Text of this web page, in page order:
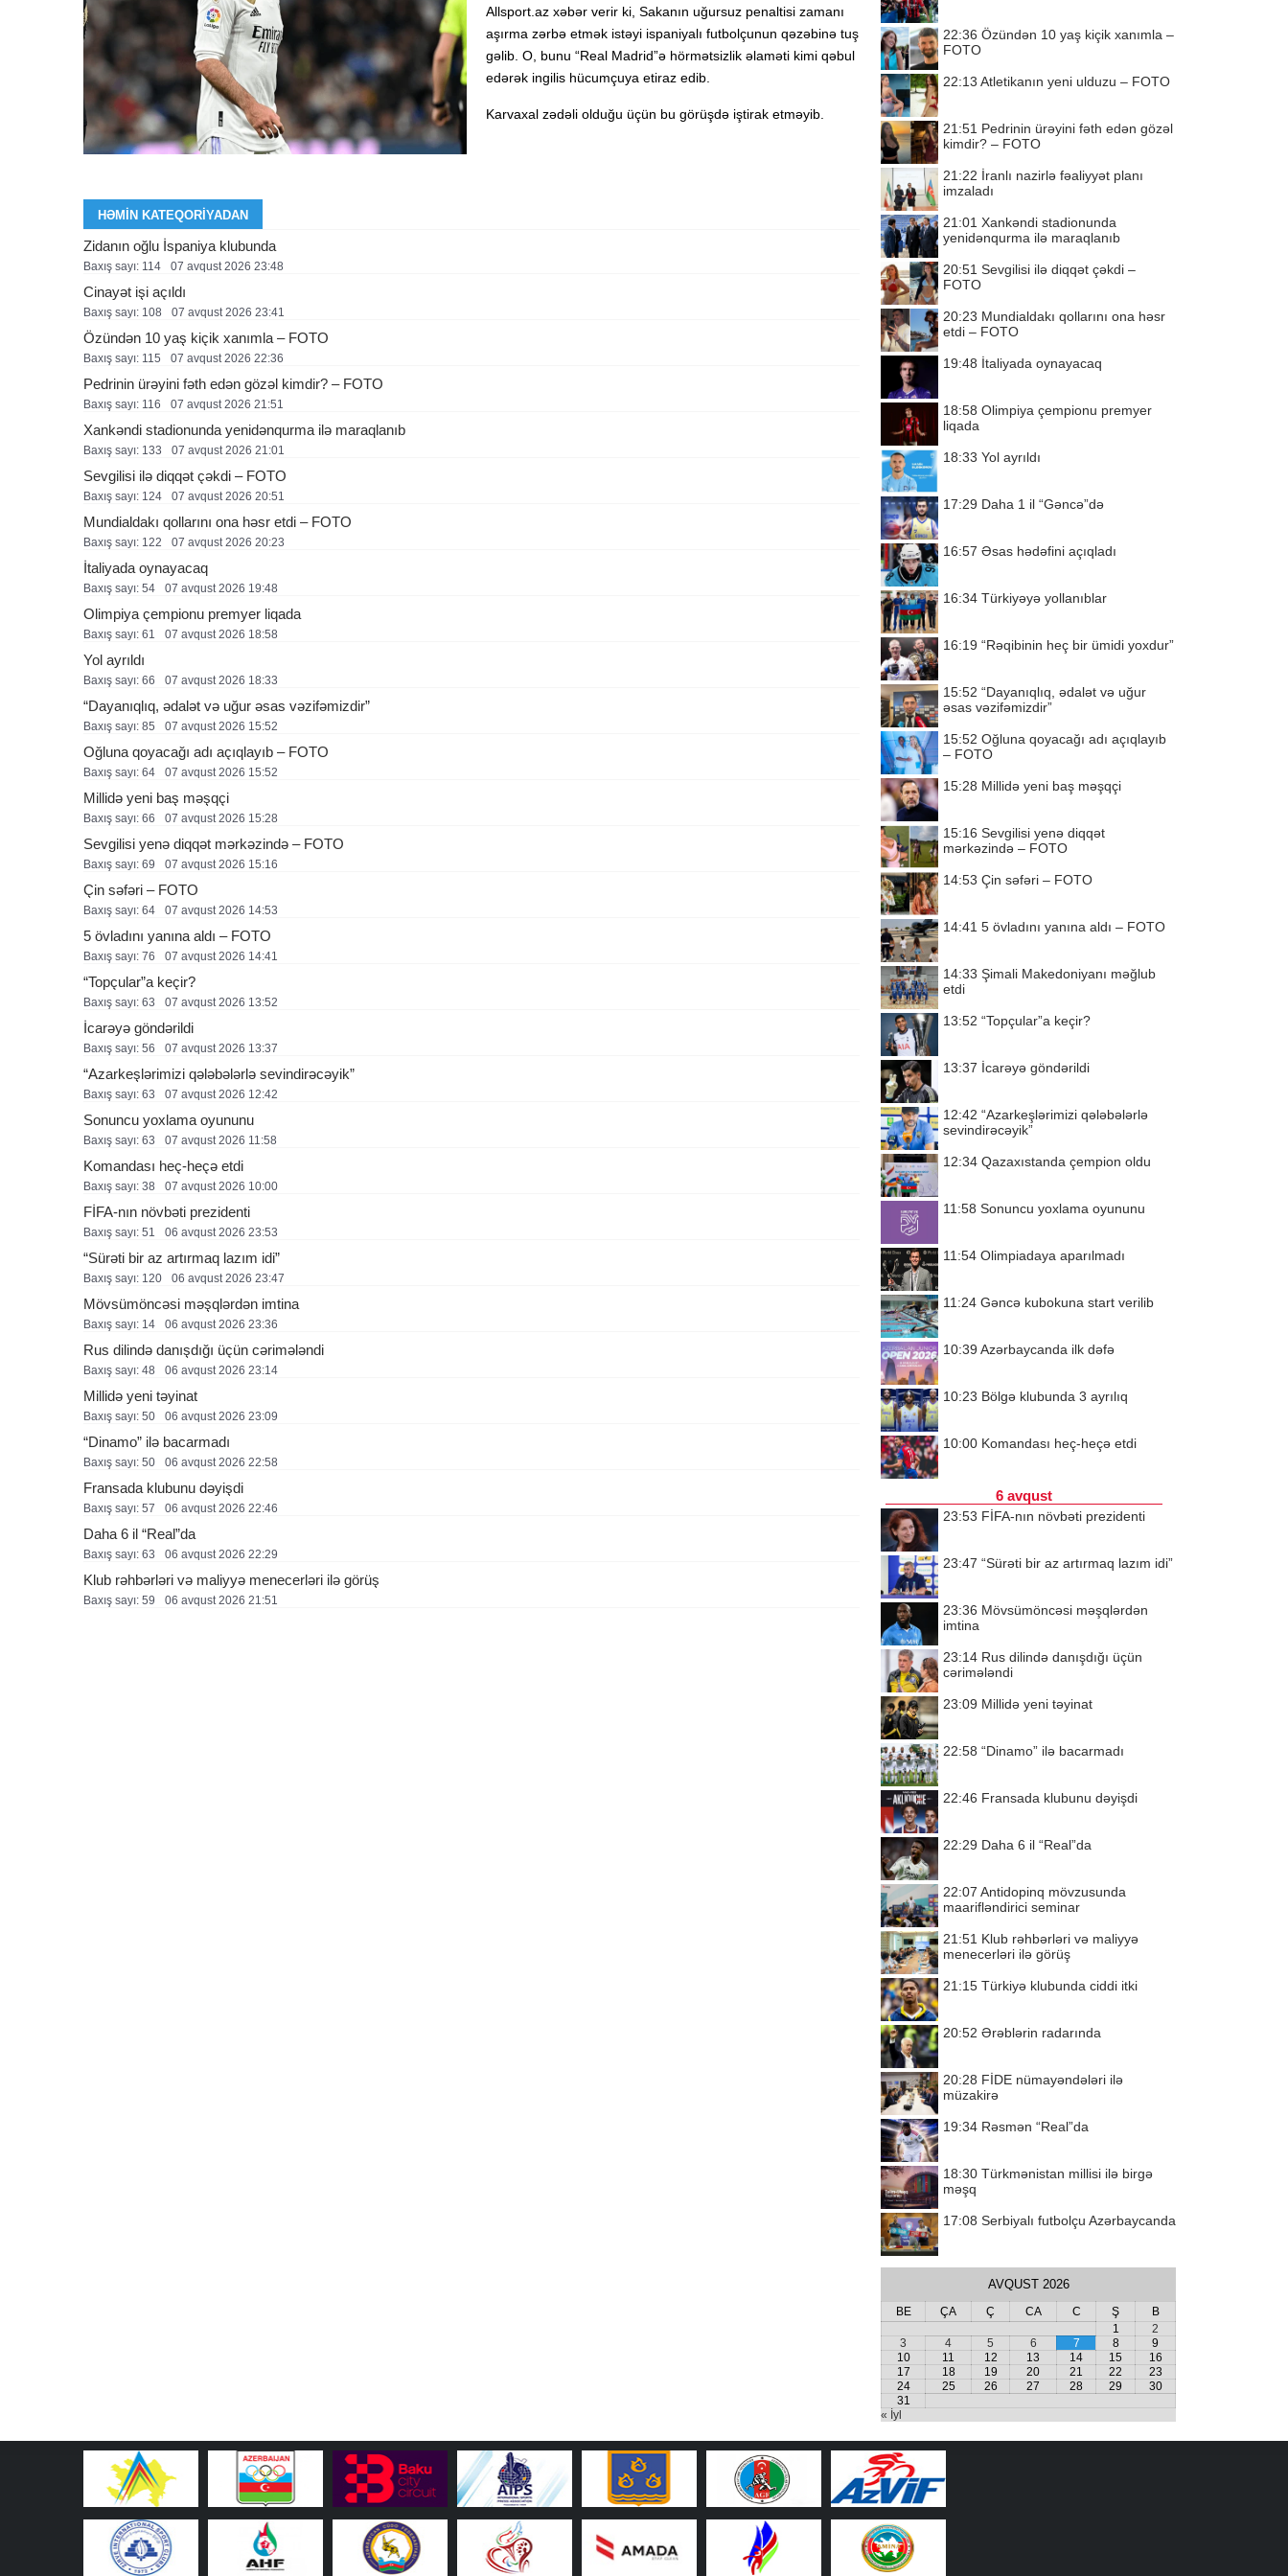
Allsport.az xəbər verir ki, Sakanın uğursuz penaltisi zamanı
aşırma zərbə etmək istəyi ispaniyalı futbolçunun qəzəbinə tuş
gəlib. O, bunu “Real Madrid”ə hörmətsizlik əlaməti kimi qəbul
edərək ingilis hücumçuya etiraz edib.
Karvaxal zədəli olduğu üçün bu görüşdə iştirak etməyib.
HƏMIN KATEQORIYADAN
Zidanın oğlu İspaniya klubunda
Baxış sayı: 114 07 avqust 2026 23:48
Cinayət işi açıldı
Baxış sayı: 108 07 avqust 2026 23:41
Özündən 10 yaş kiçik xanımla – FOTO
Baxış sayı: 115 07 avqust 2026 22:36
Pedrinin ürəyini fəth edən gözəl kimdir? – FOTO
Baxış sayı: 116 07 avqust 2026 21:51
Xankəndi stadionunda yenidənqurma ilə maraqlanıb
Baxış sayı: 133 07 avqust 2026 21:01
Sevgilisi ilə diqqət çəkdi – FOTO
Baxış sayı: 124 07 avqust 2026 20:51
Mundialdakı qollarını ona həsr etdi – FOTO
Baxış sayı: 122 07 avqust 2026 20:23
İtaliyada oynayacaq
Baxış sayı: 54 07 avqust 2026 19:48
Olimpiya çempionu premyer liqada
Baxış sayı: 61 07 avqust 2026 18:58
Yol ayrıldı
Baxış sayı: 66 07 avqust 2026 18:33
“Dayanıqlıq, ədalət və uğur əsas vəzifəmizdir”
Baxış sayı: 85 07 avqust 2026 15:52
Oğluna qoyacağı adı açıqlayıb – FOTO
Baxış sayı: 64 07 avqust 2026 15:52
Millidə yeni baş məşqçi
Baxış sayı: 66 07 avqust 2026 15:28
Sevgilisi yenə diqqət mərkəzində – FOTO
Baxış sayı: 69 07 avqust 2026 15:16
Çin səfəri – FOTO
Baxış sayı: 64 07 avqust 2026 14:53
5 övladını yanına aldı – FOTO
Baxış sayı: 76 07 avqust 2026 14:41
“Topçular”a keçir?
Baxış sayı: 63 07 avqust 2026 13:52
İcarəyə göndərildi
Baxış sayı: 56 07 avqust 2026 13:37
“Azarkeşlərimizi qələbələrlə sevindirəcəyik”
Baxış sayı: 63 07 avqust 2026 12:42
Sonuncu yoxlama oyununu
Baxış sayı: 63 07 avqust 2026 11:58
Komandası heç-heçə etdi
Baxış sayı: 38 07 avqust 2026 10:00
FİFA-nın növbəti prezidenti
Baxış sayı: 51 06 avqust 2026 23:53
“Sürəti bir az artırmaq lazım idi”
Baxış sayı: 120 06 avqust 2026 23:47
Mövsümöncəsi məşqlərdən imtina
Baxış sayı: 14 06 avqust 2026 23:36
Rus dilində danışdığı üçün cərimələndi
Baxış sayı: 48 06 avqust 2026 23:14
Millidə yeni təyinat
Baxış sayı: 50 06 avqust 2026 23:09
“Dinamo” ilə bacarmadı
Baxış sayı: 50 06 avqust 2026 22:58
Fransada klubunu dəyişdi
Baxış sayı: 57 06 avqust 2026 22:46
Daha 6 il “Real”da
Baxış sayı: 63 06 avqust 2026 22:29
Klub rəhbərləri və maliyyə menecerləri ilə görüş
Baxış sayı: 59 06 avqust 2026 21:51
22:36 Özündən 10 yaş kiçik xanımla –
FOTO
22:13 Atletikanın yeni ulduzu – FOTO
21:51 Pedrinin ürəyini fəth edən gözəl
kimdir? – FOTO
21:22 İranlı nazirlə fəaliyyət planı
imzaladı
21:01 Xankəndi stadionunda
yenidənqurma ilə maraqlanıb
20:51 Sevgilisi ilə diqqət çəkdi –
FOTO
20:23 Mundialdakı qollarını ona həsr
etdi – FOTO
19:48 İtaliyada oynayacaq
18:58 Olimpiya çempionu premyer
liqada
18:33 Yol ayrıldı
17:29 Daha 1 il “Gəncə”də
16:57 Əsas hədəfini açıqladı
16:34 Türkiyəyə yollanıblar
16:19 “Rəqibinin heç bir ümidi yoxdur”
15:52 “Dayanıqlıq, ədalət və uğur
əsas vəzifəmizdir”
15:52 Oğluna qoyacağı adı açıqlayıb
– FOTO
15:28 Millidə yeni baş məşqçi
15:16 Sevgilisi yenə diqqət
mərkəzində – FOTO
14:53 Çin səfəri – FOTO
14:41 5 övladını yanına aldı – FOTO
14:33 Şimali Makedoniyanı məğlub
etdi
13:52 “Topçular”a keçir?
13:37 İcarəyə göndərildi
12:42 “Azarkeşlərimizi qələbələrlə
sevindirəcəyik”
12:34 Qazaxıstanda çempion oldu
11:58 Sonuncu yoxlama oyununu
11:54 Olimpiadaya aparılmadı
11:24 Gəncə kubokuna start verilib
10:39 Azərbaycanda ilk dəfə
10:23 Bölgə klubunda 3 ayrılıq
10:00 Komandası heç-heçə etdi
6 avqust
23:53 FİFA-nın növbəti prezidenti
23:47 “Sürəti bir az artırmaq lazım idi”
23:36 Mövsümöncəsi məşqlərdən
imtina
23:14 Rus dilində danışdığı üçün
cərimələndi
23:09 Millidə yeni təyinat
22:58 “Dinamo” ilə bacarmadı
22:46 Fransada klubunu dəyişdi
22:29 Daha 6 il “Real”da
22:07 Antidopinq mövzusunda
maarifləndirici seminar
21:51 Klub rəhbərləri və maliyyə
menecerləri ilə görüş
21:15 Türkiyə klubunda ciddi itki
20:52 Ərəblərin radarında
20:28 FİDE nümayəndələri ilə
müzakirə
19:34 Rəsmən “Real”da
18:30 Türkmənistan millisi ilə birgə
məşq
17:08 Serbiyalı futbolçu Azərbaycanda
AVQUST 2026
BE ÇA Ç CA C Ş
B
1
2
3
4 5 6 7 8
9
10
11 12 13 14 15
16
17
18 19 20 21 22
23
24
25 26 27 28 29
30
31
« İyl